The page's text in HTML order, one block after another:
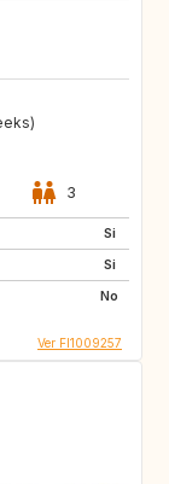
3
Si
Si
No
Ver FI1009257